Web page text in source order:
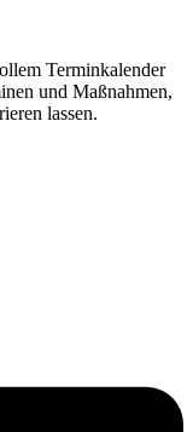
Terminkalender
und Maßnahmen,
lassen.